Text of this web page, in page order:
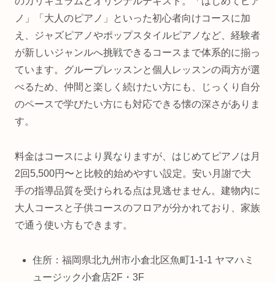
ノ」「大人のピアノ」といった初心者向けコースに加
え、ジャズピアノやポップスタイルピアノなど、経験者
が新しいジャンルへ挑戦できるコースまで体系的に揃っ
ています。グループレッスンと個人レッスンの両方が選
べるため、仲間と楽しく続けたい方にも、じっくり自分
のペースで学びたい方にも対応できる懐の深さがありま
す。
料金はコースにより異なりますが、はじめてピアノは月
2回5,500円〜と比較的始めやすい設定。安い月謝で大
手の指導品質を受けられる点は見逃せません。建物内に
大人コースと子供コースのフロアが分かれており、家族
で通う使い方もできます。
住所：福岡県北九州市小倉北区魚町1-1-1 ヤマハミ
ュージック小倉店2F・3F